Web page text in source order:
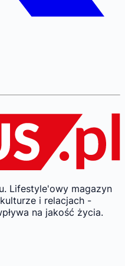
Lifestyle'owy magazyn
i relacjach -
na jakość życia.